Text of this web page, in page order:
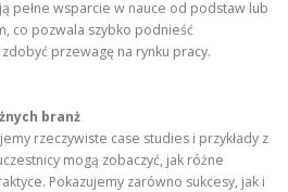
pełne wsparcie w nauce od podstaw lub
co pozwala szybko podnieść
przewagę na rynku pracy.
branż
rzeczywiste case studies i przykłady z
mogą zobaczyć, jak różne
Pokazujemy zarówno sukcesy, jak i